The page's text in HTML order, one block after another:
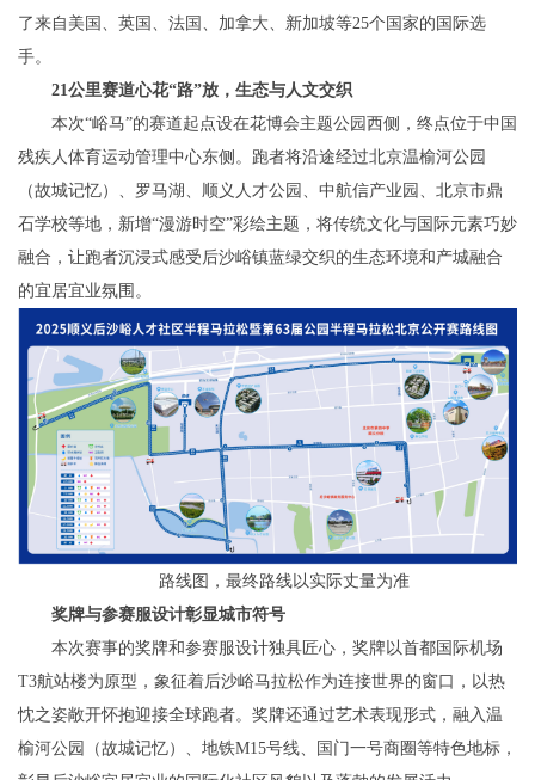
了来自美国、英国、法国、加拿大、新加坡等25个国家的国际选
手。
21公里赛道心花“路”放，生态与人文交织
本次“峪马”的赛道起点设在花博会主题公园西侧，终点位于中国
残疾人体育运动管理中心东侧。跑者将沿途经过北京温榆河公园
（故城记忆）、罗马湖、顺义人才公园、中航信产业园、北京市鼎
石学校等地，新增“漫游时空”彩绘主题，将传统文化与国际元素巧妙
融合，让跑者沉浸式感受后沙峪镇蓝绿交织的生态环境和产城融合
的宜居宜业氛围。
路线图，最终路线以实际丈量为准
奖牌与参赛服设计彰显城市符号
本次赛事的奖牌和参赛服设计独具匠心，奖牌以首都国际机场
T3航站楼为原型，象征着后沙峪马拉松作为连接世界的窗口，以热
忱之姿敞开怀抱迎接全球跑者。奖牌还通过艺术表现形式，融入温
榆河公园（故城记忆）、地铁M15号线、国门一号商圈等特色地标，